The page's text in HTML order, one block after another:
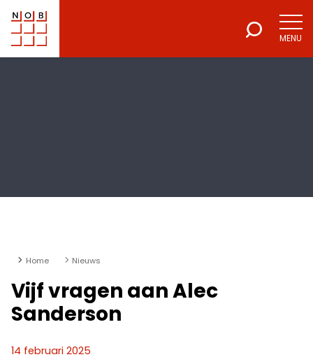
NOB
Voor een excellente beroepsuitoefening
MENU
Home Nieuws
Vijf vragen aan Alec
Sanderson
14 februari 2025